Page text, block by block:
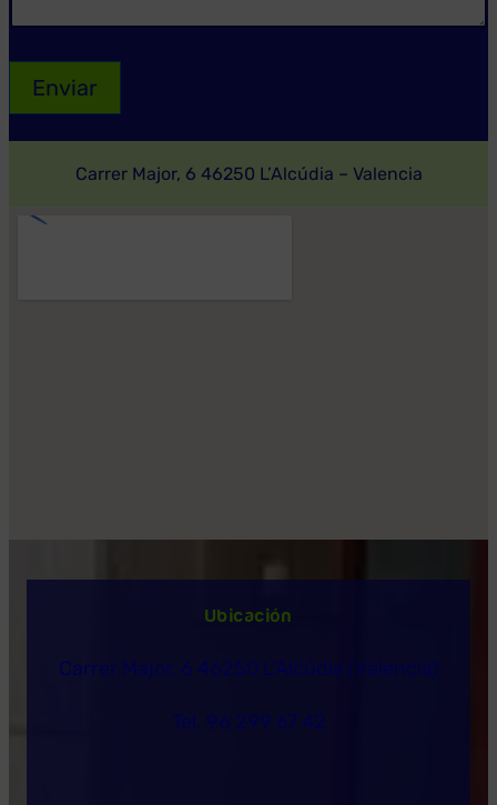
Enviar
Carrer Major, 6 46250 L’Alcúdia – Valencia
Ubicación
Carrer Major, 6 46250 L’Alcúdia (Valencia)
Tel. 96 299 67 42